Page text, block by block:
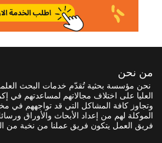
من نحن
نحن مؤسسة بحثية تُقدّم خدمات البحث
العليا على اختلاف مجالاتهم لمساعدتهم في
وتجاوز كافة المشاكل التي قد تواجههم في
الموكلة لهم من إعداد الأبحاث والأوراق
فريق العمل يتكون فريق عملنا من نخبة من